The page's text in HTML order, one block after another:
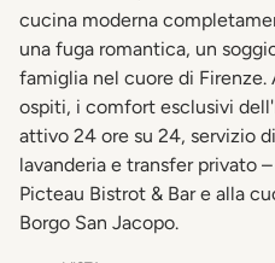
cucina moderna
una fuga romantica, un
famiglia nel cuore di Firenze.
ospiti, i comfort esclusivi
attivo 24 ore su 24, servizio
lavanderia e transfer privato
Picteau Bistrot & Bar e alla
Borgo San Jacopo.